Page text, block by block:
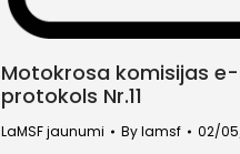
Motokrosa komisijas
protokols Nr.11
LaMSF jaunumi Bylamsf 02/